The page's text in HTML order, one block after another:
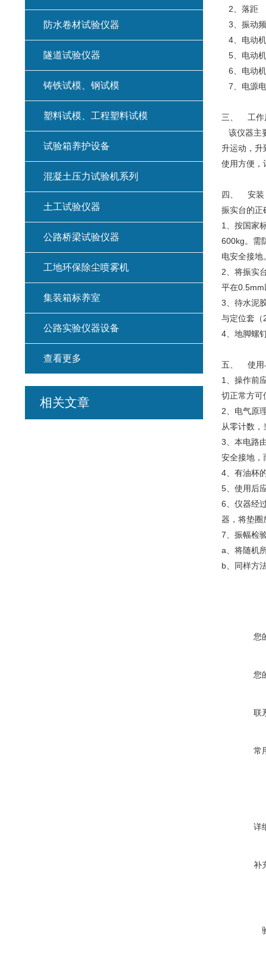
2、
3、振
4、电
5、电
6、电
7、电
三、 工作
该仪器主
升运动，升
使用方便，
四、 安装
振实台的正
1、按国家
600kg。需
电安全接地
2、将振实
平在0.5mm
3、待水泥
与定位套（
4、地脚螺
五、 使用
1、操作前
切正常方可
2、电气原
从零计数
3、本电路
安全接地，
4、有油杯
5、使用后
6、仪器经
器，将垫圈
7、振幅检
a、将随机
b、同样方
您
您
联
常
详
补
防水卷材试验仪器
隧道试验仪器
铸铁试模、钢试模
塑料试模、工程塑料试模
试验箱养护设备
混凝土压力试验机系列
土工试验仪器
公路桥梁试验仪器
工地环保除尘喷雾机
集装箱标养室
公路实验仪器设备
查看更多
相关文章